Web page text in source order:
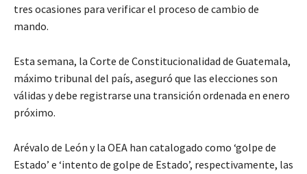
tres ocasiones para verificar el proceso de cambio de
mando.
Esta semana, la Corte de Constitucionalidad de Guatemala,
máximo tribunal del país, aseguró que las elecciones son
válidas y debe registrarse una transición ordenada en enero
próximo.
Arévalo de León y la OEA han catalogado como ‘golpe de
Estado’ e ‘intento de golpe de Estado’, respectivamente, las